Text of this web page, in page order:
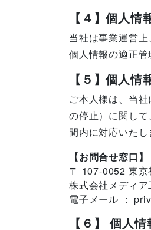
【４】個人情
当社は事業運営
個人情報の適正管
【５】個人情
ご本人様は、当
の停止）に関し
間内に対応いたし
【お問合せ窓口】
〒 107-0052 東
株式会社メディ
電子メール ：
【６】 個人